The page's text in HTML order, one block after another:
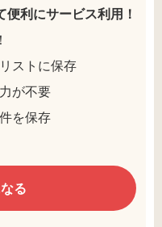
便利にサービス利用！
ストに保存
が不要
を保存
る